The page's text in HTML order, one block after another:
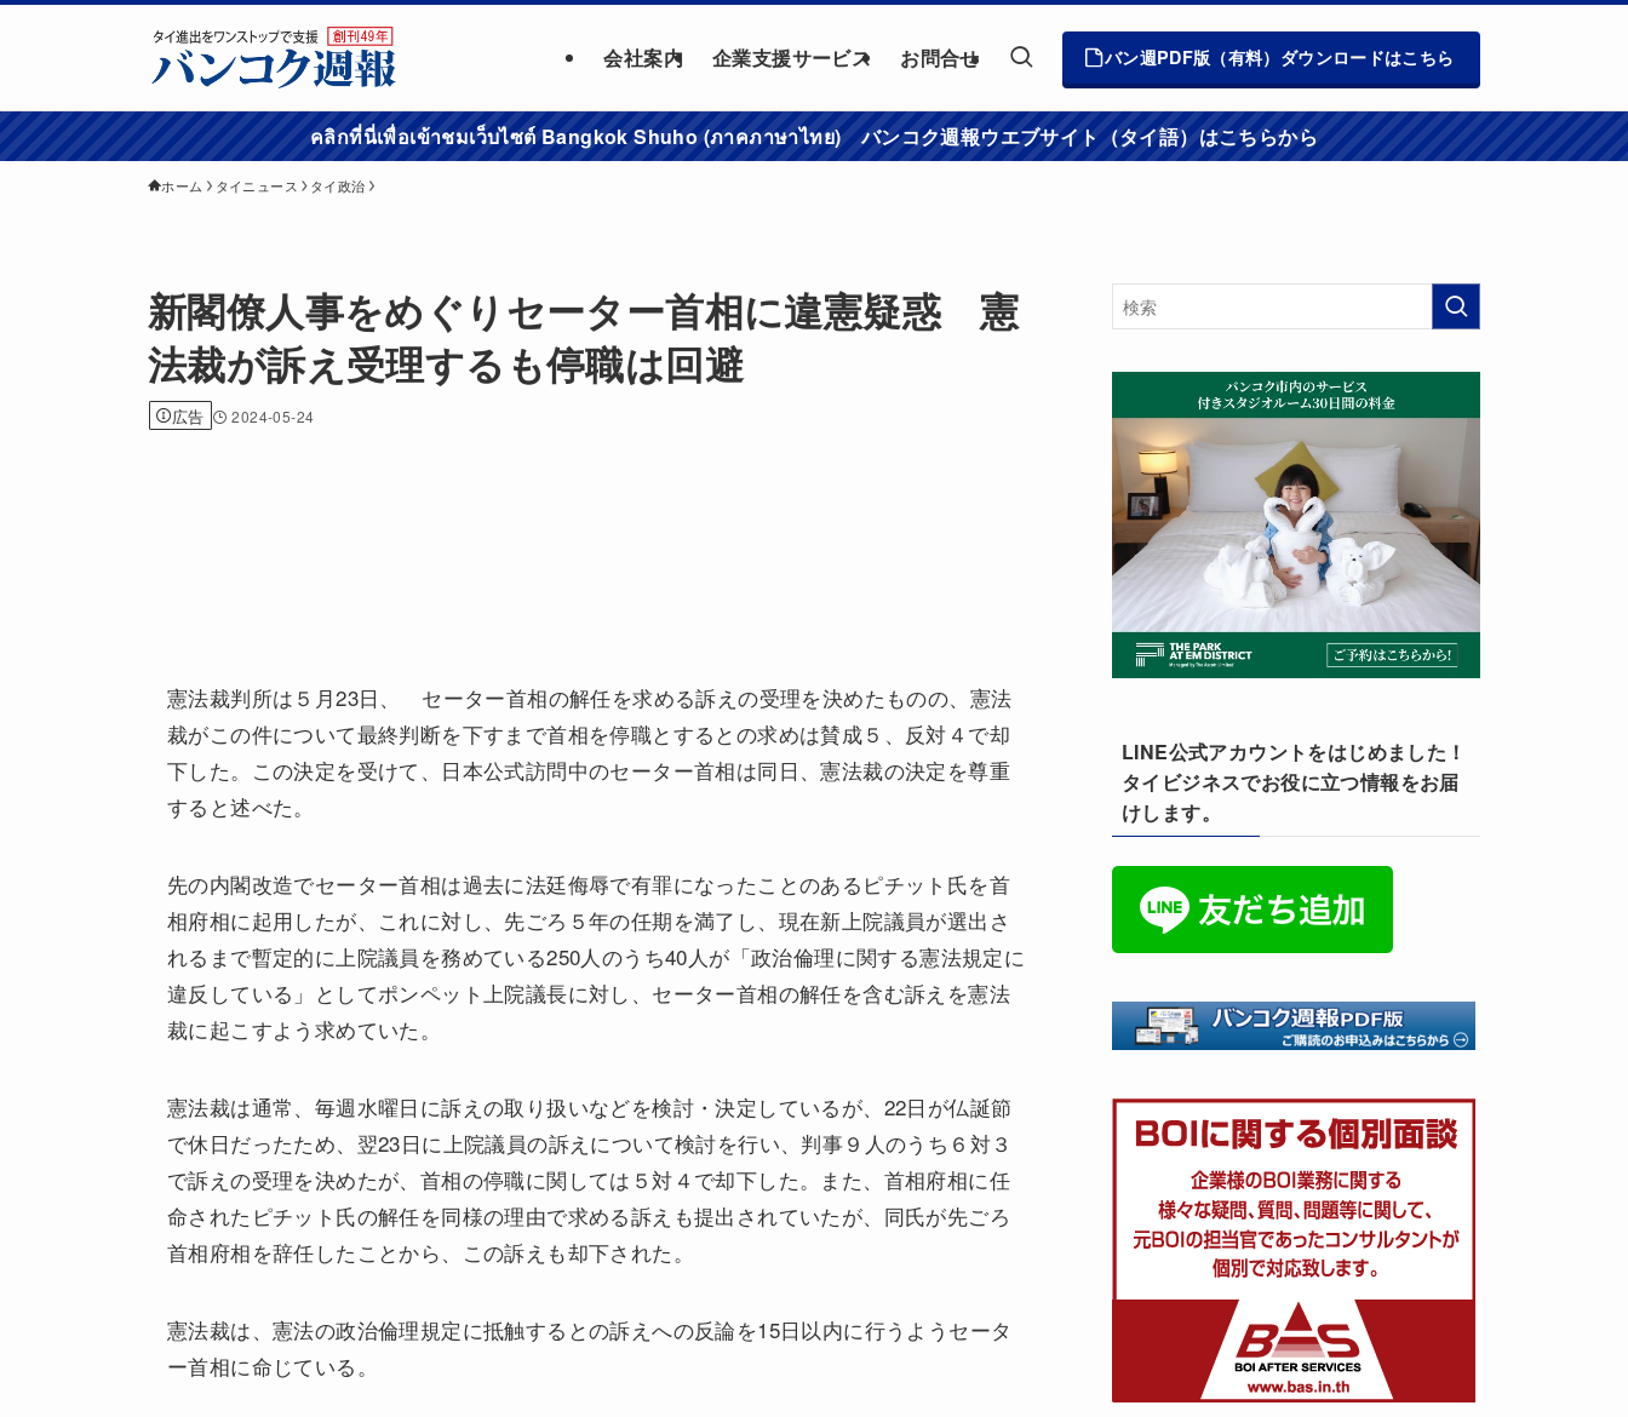
会社案内 企業支援サービス お問合せ バン週PDF版（有料）ダウンロードはこちら
คลิกที่นี่เพื่อเข้าชมเว็บไซต์ Bangkok Shuho (ภาคภาษาไทย) バンコク週報ウエブサイト（タイ語）はこちらから
ホーム タイニュース タイ政治
新閣僚人事をめぐりセーター首相に違憲疑惑 憲
法裁が訴え受理するも停職は回避
広告 2024-05-24
憲法裁判所は５月23日、 セーター首相の解任を求める訴えの受理を決めたものの、憲法
裁がこの件について最終判断を下すまで首相を停職とするとの求めは賛成５、反対４で却
下した。この決定を受けて、日本公式訪問中のセーター首相は同日、憲法裁の決定を尊重
すると述べた。
先の内閣改造でセーター首相は過去に法廷侮辱で有罪になったことのあるピチット氏を首
相府相に起用したが、これに対し、先ごろ５年の任期を満了し、現在新上院議員が選出さ
れるまで暫定的に上院議員を務めている250人のうち40人が「政治倫理に関する憲法規定に
違反している」としてポンペット上院議長に対し、セーター首相の解任を含む訴えを憲法
裁に起こすよう求めていた。
憲法裁は通常、毎週水曜日に訴えの取り扱いなどを検討・決定しているが、22日が仏誕節
で休日だったため、翌23日に上院議員の訴えについて検討を行い、判事９人のうち６対３
で訴えの受理を決めたが、首相の停職に関しては５対４で却下した。また、首相府相に任
命されたピチット氏の解任を同様の理由で求める訴えも提出されていたが、同氏が先ごろ
首相府相を辞任したことから、この訴えも却下された。
憲法裁は、憲法の政治倫理規定に抵触するとの訴えへの反論を15日以内に行うようセータ
ー首相に命じている。
LINE公式アカウントをはじめました！
タイビジネスでお役に立つ情報をお届
けします。